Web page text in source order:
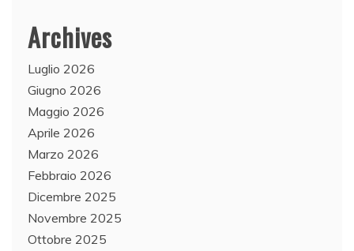
Archives
Luglio 2026
Giugno 2026
Maggio 2026
Aprile 2026
Marzo 2026
Febbraio 2026
Dicembre 2025
Novembre 2025
Ottobre 2025